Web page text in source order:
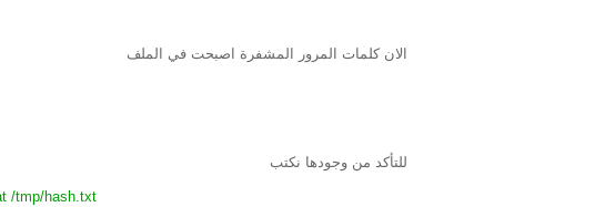
الان كلمات المرور المشفرة اصبحت في الملف
للتأكد من وجودها نكتب
/tmp/hash.txt